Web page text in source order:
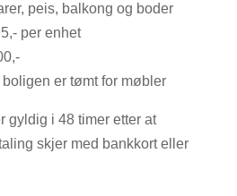
peis, balkong og boder
per enhet
er tømt for møbler
gyldig i 48 timer etter at
skjer med bankkort eller